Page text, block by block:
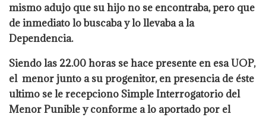
mismo adujo que su hijo no se encontraba, pero que
de inmediato lo buscaba y lo llevaba a la
Dependencia.
Siendo las 22.00 horas se hace presente en esa UOP,
el menor junto a su progenitor, en presencia de éste
ultimo se le recepciono Simple Interrogatorio del
Menor Punible y conforme a lo aportado por el